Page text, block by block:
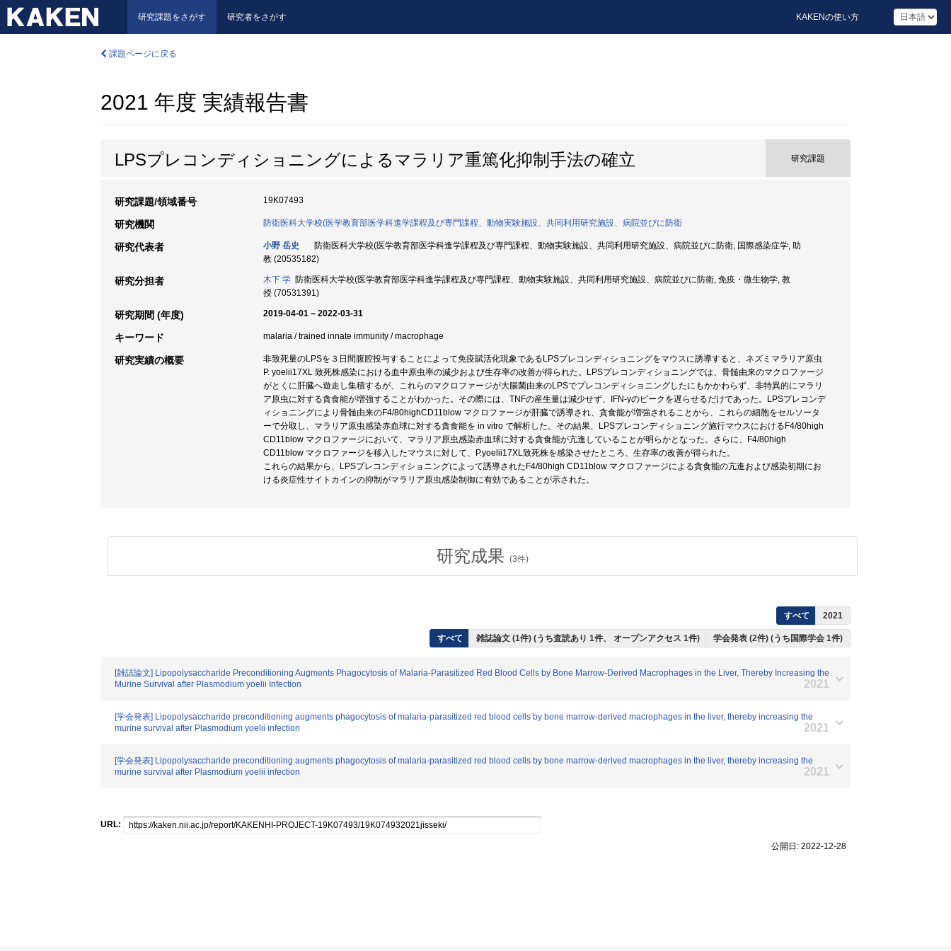
研究課題をさがす 研究者をさがす KAKENの使い方
課題ページに戻る
2021 年度 実績報告書
LPSプレコンディショニングによるマラリア重篤化抑制手法の確立 研究課題
研究課題/領域番号 19K07493
研究機関 防衛医科大学校(医学教育部医学科進学課程及び専門課程、動物実験施設、共同利用研究施設、病院並びに防衛
研究代表者 小野 岳史
防衛医科大学校(医学教育部医学科進学課程及び専門課程、動物実験施設、共同利用研究施設、病院並びに防衛, 国際感染症学, 助
教 (20535182)
研究分担者 木下 学 防衛医科大学校(医学教育部医学科進学課程及び専門課程、動物実験施設、共同利用研究施設、病院並びに防衛, 免疫・微生物学, 教
授 (70531391)
研究期間 (年度) 2019-04-01 – 2022-03-31
キーワード malaria / trained innate immunity / macrophage
研究実績の概要
非致死量のLPSを３日間腹腔投与することによって免疫賦活化現象であるLPSプレコンディショニングをマウスに誘導すると、ネズミマラリア原虫
P. yoelii17XL 致死株感染における血中原虫率の減少および生存率の改善が得られた。LPSプレコンディショニングでは、骨髄由来のマクロファージ
がとくに肝臓へ遊走し集積するが、これらのマクロファージが大腸菌由来のLPSでプレコンディショニングしたにもかかわらず、非特異的にマラリ
ア原虫に対する貪食能が増強することがわかった。その際には、TNFの産生量は減少せず、IFN-γのピークを遅らせるだけであった。LPSプレコンデ
ィショニングにより骨髄由来のF4/80highCD11blow マクロファージが肝臓で誘導され、貪食能が増強されることから、これらの細胞をセルソータ
ーで分取し、マラリア原虫感染赤血球に対する貪食能を in vitro で解析した。その結果、LPSプレコンディショニング施行マウスにおけるF4/80high
CD11blow マクロファージにおいて、マラリア原虫感染赤血球に対する貪食能が亢進していることが明らかとなった。さらに、F4/80high
CD11blow マクロファージを移入したマウスに対して、P.yoelii17XL致死株を感染させたところ、生存率の改善が得られた。
これらの結果から、LPSプレコンディショニングによって誘導されたF4/80high CD11blow マクロファージによる貪食能の亢進および感染初期にお
ける炎症性サイトカインの抑制がマラリア原虫感染制御に有効であることが示された。
研究成果 (3件)
すべて 2021
すべて 雑誌論文 (1件) (うち査読あり 1件、 オープンアクセス 1件) 学会発表 (2件) (うち国際学会 1件)
[雑誌論文] Lipopolysaccharide Preconditioning Augments Phagocytosis of Malaria-Parasitized Red Blood Cells by Bone Marrow-Derived Macrophages in the Liver, Thereby Increasing the
Murine Survival after Plasmodium yoelii Infection
2021
[学会発表] Lipopolysaccharide preconditioning augments phagocytosis of malaria-parasitized red blood cells by bone marrow-derived macrophages in the liver, thereby increasing the
murine survival after Plasmodium yoelii infection
2021
[学会発表] Lipopolysaccharide preconditioning augments phagocytosis of malaria-parasitized red blood cells by bone marrow-derived macrophages in the liver, thereby increasing the
murine survival after Plasmodium yoelii infection
2021
URL:
公開日: 2022-12-28